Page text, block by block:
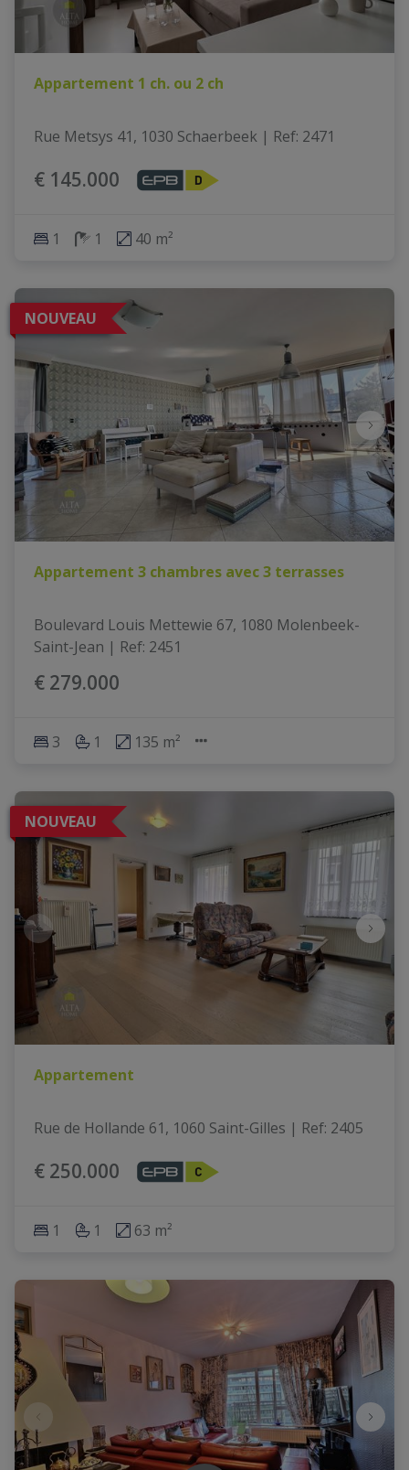
Appartement 1 ch. ou 2 ch
Rue Metsys 41, 1030 Schaerbeek | Ref: 2471
€ 145.000
1 1 40 m²
NOUVEAU
Appartement 3 chambres avec 3 terrasses
Boulevard Louis Mettewie 67, 1080 Molenbeek-
Saint-Jean | Ref: 2451
€ 279.000
3 1 135 m²
NOUVEAU
Appartement
Rue de Hollande 61, 1060 Saint-Gilles | Ref: 2405
€ 250.000
1 1 63 m²